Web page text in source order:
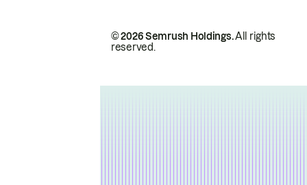
© 2026 Semrush Holdings.All rights
reserved.